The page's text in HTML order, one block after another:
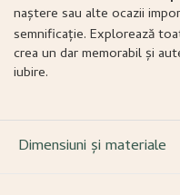
naștere sau alte ocazii
semnificație. Explorează
crea un dar memorabil și
iubire.
Dimensiuni și materiale